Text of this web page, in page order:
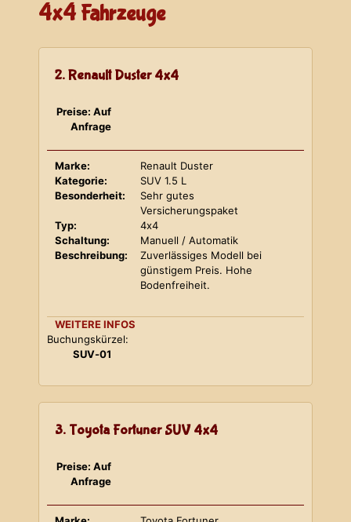
4x4 Fahrzeuge
2. Renault Duster 4x4
Preise: Auf
Anfrage
Marke:
Renault Duster
Kategorie:
SUV 1.5 L
Besonderheit:
Sehr gutes
Versicherungspaket
Typ:
4x4
Schaltung:
Manuell / Automatik
Beschreibung:
Zuverlässiges Modell bei
günstigem Preis. Hohe
Bodenfreiheit.
WEITERE INFOS
Buchungskürzel:
SUV-01
3. Toyota Fortuner SUV 4x4
Preise: Auf
Anfrage